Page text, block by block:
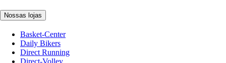
Nossas lojas
Basket-Center
Daily Bikers
Direct Running
Direct-Volley